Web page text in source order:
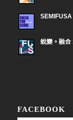
蛻變。融合
FACEBOOK